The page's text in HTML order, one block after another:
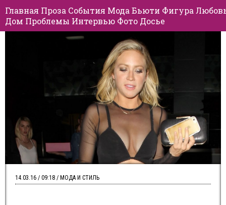
Главная Проза События Мода Бьюти Фигура
Дом Проблемы Интервью Фото Досье
14.03.16 / 09:18 / МОДА И СТИЛЬ